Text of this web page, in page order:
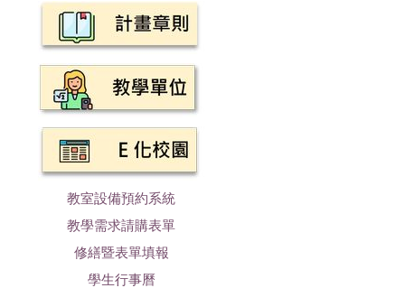
教室設備預約系統
教學需求請購表單
修繕暨表單填報
學生行事曆